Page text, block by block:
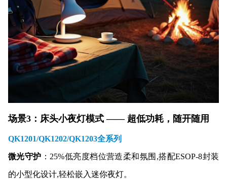
场景3：床头小夜灯模式 —— 超低功耗，随开随用
QK1201/QK1202/QK1203全系列
微光守护 ：25%低亮度档位营造柔和氛围,搭配ESOP-8封装
的小型化设计,轻松嵌入迷你夜灯。